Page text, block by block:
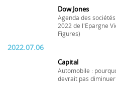
Dow Jones
Agenda des
2022 de l'Epargne
Figures)
2022.07.06
Capital
Automobile :
devrait pas